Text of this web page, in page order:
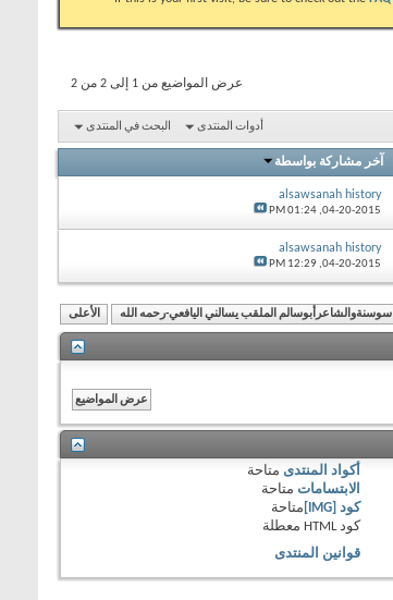
عرض المواضيع من 1 إلى 2 من 2
أدوات المنتدى البحث في المنتدى
آخر مشاركة بواسطة
alsawsanah history
04-20-2015,
01:24 PM
alsawsanah history
04-20-2015,
12:29 PM
سوسنةوالشاعرأبوسالم الملقب يسالني اليافعي-رحمه الله الأعلى
أكواد المنتدى متاحة
الابتسامات متاحة
كود [IMG]
متاحة
كود HTML
معطلة
قوانين المنتدى